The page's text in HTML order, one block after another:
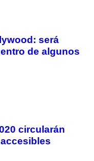
será
de algunos
circularán